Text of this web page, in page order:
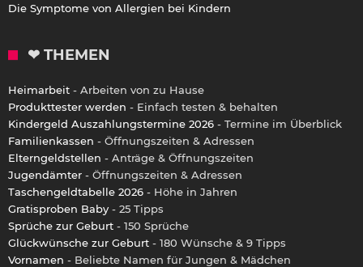
Die Symptome von Allergien bei Kindern
❤ THEMEN
Heimarbeit - Arbeiten von zu Hause
Produkttester werden - Einfach testen & behalten
Kindergeld Auszahlungstermine 2026 - Termine im Überblick
Familienkassen - Öffnungszeiten & Adressen
Elterngeldstellen - Anträge & Öffnungszeiten
Jugendämter - Öffnungszeiten & Adressen
Taschengeldtabelle 2026 - Höhe in Jahren
Gratisproben Baby - 25 Tipps
Sprüche zur Geburt - 150 Sprüche
Glückwünsche zur Geburt - 180 Wünsche & 9 Tipps
Vornamen - Beliebte Namen für Jungen & Mädchen